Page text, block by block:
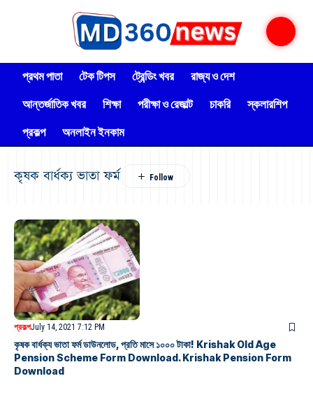
প্রথম পাতা টেক টিপস ট্রেন্ডিং খবর
রাজ্য ও দেশ
আন্তর্জাতিক খবর
শিক্ষা পরীক্ষা ও রেজাল্ট চাকরি
স্কলারশিপ
প্রকল্প
অনলাইন ইনকাম
কৃষক বার্ধক্য ভাতা ফর্ম
প্রকল্পJuly 14, 2021 7:12 PM
কৃষক বার্ধক্য ভাতা ফর্ম ডাউনলোড, প্রতি মাসে ১০০০ টাকা! Krishak Old Age
Pension Scheme Form Download. Krishak Pension Form
Download